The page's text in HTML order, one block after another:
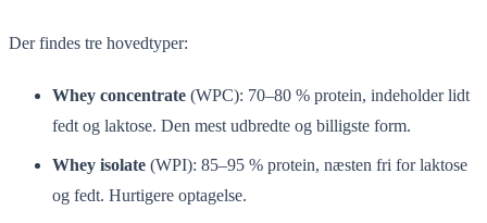
Der findes tre hovedtyper:
Whey concentrate (WPC): 70–80 % protein, indeholder lidt
fedt og laktose. Den mest udbredte og billigste form.
Whey isolate (WPI): 85–95 % protein, næsten fri for laktose
og fedt. Hurtigere optagelse.